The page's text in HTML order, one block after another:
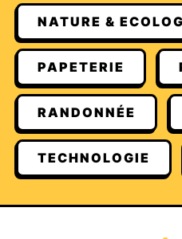
NATURE &
PAPETERIE
RANDONNÉE
TECHNOLOGIE